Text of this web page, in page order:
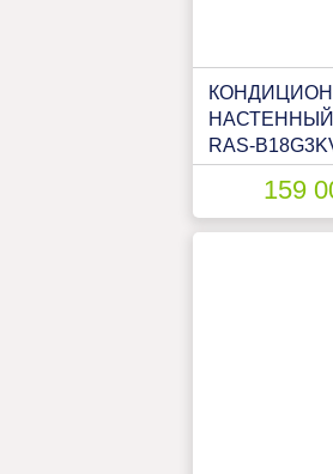
НАСТЕННЫЙ
RAS-
159